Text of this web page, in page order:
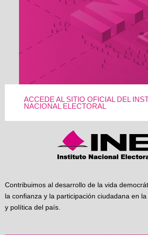
ACCEDE AL SITIO OFICIAL DEL
NACIONAL ELECTORAL
Contribuimos al desarrollo de la vida
la confianza y la participación ciudadana en
y política del país.